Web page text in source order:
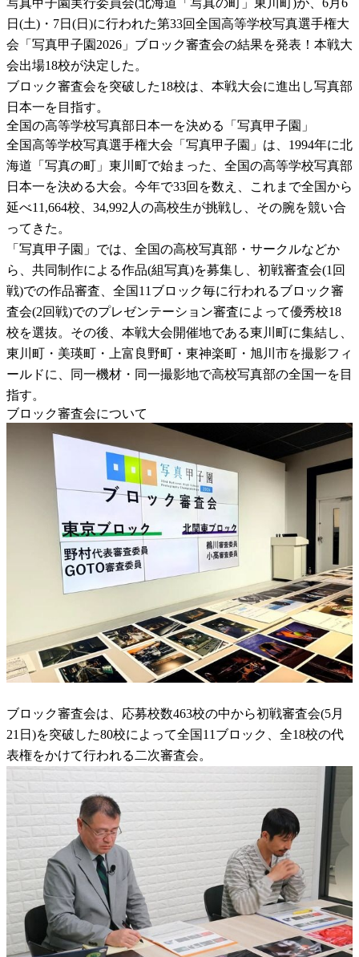
写真甲子園実行委員会(北海道「写真の町」東川町)が、6月6
日(土)・7日(日)に行われた第33回全国高等学校写真選手権大
会「写真甲子園2026」ブロック審査会の結果を発表！本戦大
会出場18校が決定した。
ブロック審査会を突破した18校は、本戦大会に進出し写真部
日本一を目指す。
全国の高等学校写真部日本一を決める「写真甲子園」
全国高等学校写真選手権大会「写真甲子園」は、1994年に北
海道「写真の町」東川町で始まった、全国の高等学校写真部
日本一を決める大会。今年で33回を数え、これまで全国から
延べ11,664校、34,992人の高校生が挑戦し、その腕を競い合
ってきた。
「写真甲子園」では、全国の高校写真部・サークルなどか
ら、共同制作による作品(組写真)を募集し、初戦審査会(1回
戦)での作品審査、全国11ブロック毎に行われるブロック審
査会(2回戦)でのプレゼンテーション審査によって優秀校18
校を選抜。その後、本戦大会開催地である東川町に集結し、
東川町・美瑛町・上富良野町・東神楽町・旭川市を撮影フィ
ールドに、同一機材・同一撮影地で高校写真部の全国一を目
指す。
ブロック審査会について
ブロック審査会は、応募校数463校の中から初戦審査会(5月
21日)を突破した80校によって全国11ブロック、全18校の代
表権をかけて行われる二次審査会。